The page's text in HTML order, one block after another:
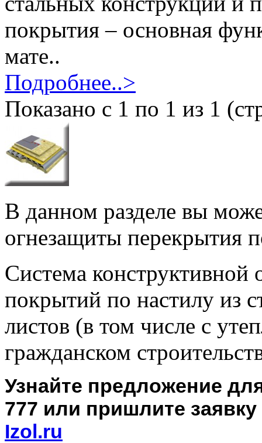
покрытия – основная
мате..
Подробнее..>
Показано с 1 по 1 из 1
В данном разделе вы
огнезащиты перекрытия
Система конструктивной
покрытий по настилу из
листов (в том числе с
гражданском
Узнайте предложение
777 или пришлите
Izol.ru